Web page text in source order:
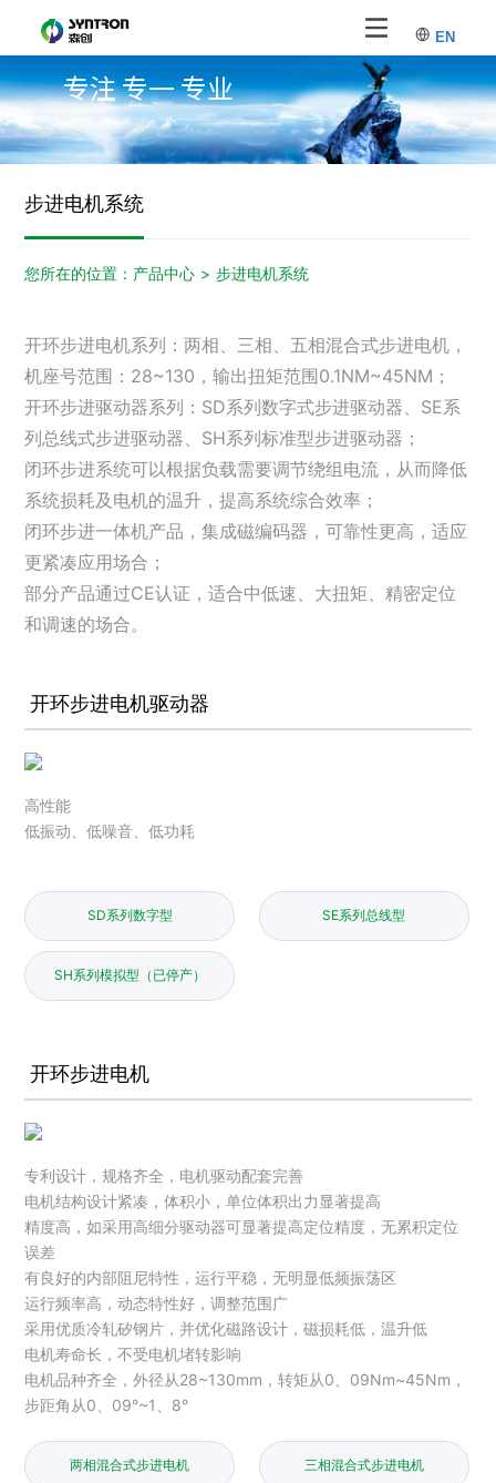
EN
专注 专一 专业
步进电机系统
您所在的位置： 产品中心 > 步进电机系统
开环步进电机系列：两相、三相、五相混合式步进电机，
机座号范围：28~130，输出扭矩范围0.1NM~45NM；
开环步进驱动器系列：SD系列数字式步进驱动器、SE系
列总线式步进驱动器、SH系列标准型步进驱动器；
闭环步进系统可以根据负载需要调节绕组电流，从而降低
系统损耗及电机的温升，提高系统综合效率；
闭环步进一体机产品，集成磁编码器，可靠性更高，适应
更紧凑应用场合；
部分产品通过CE认证，适合中低速、大扭矩、精密定位
和调速的场合。
开环步进电机驱动器
高性能
低振动、低噪音、低功耗
SD系列数字型 SE系列总线型
SH系列模拟型（已停产）
开环步进电机
专利设计，规格齐全，电机驱动配套完善
电机结构设计紧凑，体积小，单位体积出力显著提高
精度高，如采用高细分驱动器可显著提高定位精度，无累积定位
误差
有良好的内部阻尼特性，运行平稳，无明显低频振荡区
运行频率高，动态特性好，调整范围广
采用优质冷轧矽钢片，并优化磁路设计，磁损耗低，温升低
电机寿命长，不受电机堵转影响
电机品种齐全，外径从28~130mm，转矩从0、09Nm~45Nm，
步距角从0、09°~1、8°
两相混合式步进电机 三相混合式步进电机